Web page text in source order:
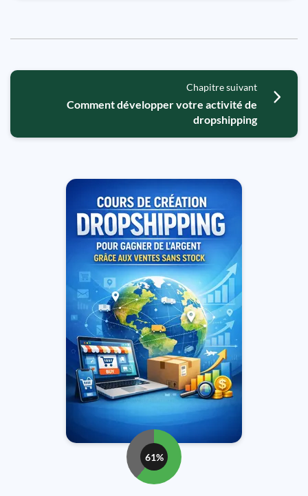
Chapitre suivant
Comment développer votre activité de
dropshipping
61%